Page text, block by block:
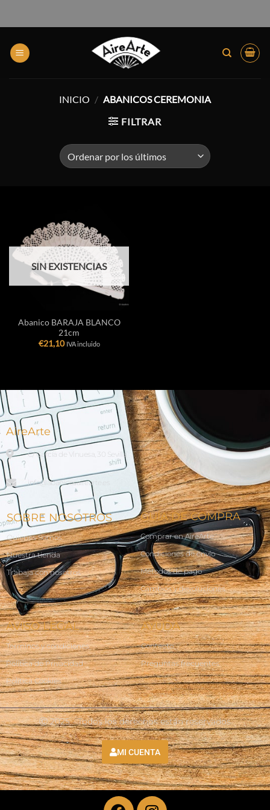
INICIO / ABANICOS CEREMONIA
FILTRAR
SIN EXISTENCIAS
Abanico BARAJA BLANCO
21cm
€21,10 IVA incluido
AireArte
C/ García de Vinuesa, 30 Sevilla
info@abanicosairearte.es
SOBRE NOSOTROS
Quienes Somos
Nuestra tienda
Trabaja con nosotros
GUÍA DE COMPRA
Comprar en AireArte
Condiciones de envío
Métodos de pago
Cambios y devoluciones
AVISO LEGAL
Terminos y condiciones
Política de Privacidad
Política Cookies
AYUDA
Contacto
Preguntas frecuentes
Ⓒ 2025 - Todos los derechos están reservados
MI CUENTA